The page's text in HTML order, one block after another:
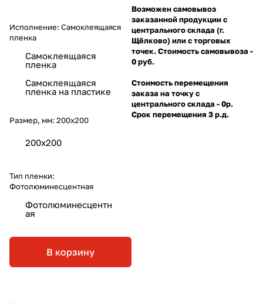
Исполнение: Самоклеящаяся
пленка
Самоклеящаяся
пленка
Самоклеящаяся
пленка на пластике
Размер, мм: 200х200
200х200
Тип пленки:
Фотолюминесцентная
Фотолюминесцентн
ая
В корзину
Возможен самовывоз
заказанной продукции с
центрального склада (г.
Щёлково) или с торговых
точек. Стоимость самовывоза -
0 руб.
Стоимость перемещения
заказа на точку с
центрального склада - 0р.
Срок перемещения 3 р.д.